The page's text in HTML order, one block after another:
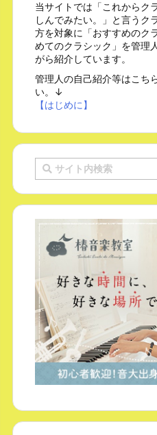
当サイトでは「これからク
しんでみたい。」と言うク
方を対象に「おすすめのク
めてのクラシック」を管理
がら紹介しています。
管理人の自己紹介等はこち
い。↓
【はじめに】